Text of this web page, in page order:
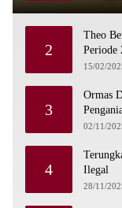
2
Theo
Periode
15/02/
3
Ormas
02/11/
4
Ilegal
28/11/